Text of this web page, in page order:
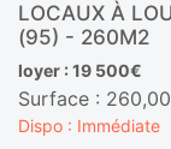
LOCAUX À
(95) - 260M2
loyer : 19 500€
Surface :
Dispo : Immédiate